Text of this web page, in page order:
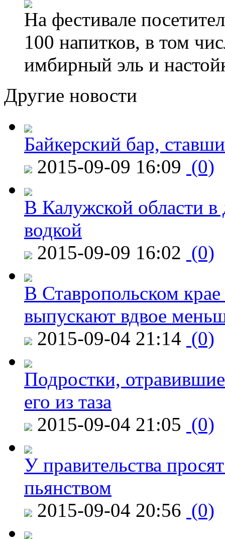
На фестивале
100 напитков, в том
имбирный эль и
Другие новости
Байкерский бар,
2015-09-09 16:09 (0)
В Калужской области в
водкой
2015-09-09 16:02 (0)
В Ставропольском
выпускают вдвое
2015-09-04 21:14 (0)
Подростки,
его из таза
2015-09-04 21:05 (0)
У правительства
пьянством
2015-09-04 20:56 (0)